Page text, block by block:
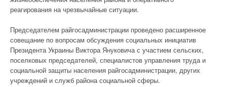
реагирования на чрезвычайные ситуации.
Председателем райгосадминистрации проведено расширенное
совещание по вопросам обсуждения социальных инициатив
Президента Украины Виктора Януковича с участием сельских,
поселковых председателей, специалистов управления труда и
социальной защиты населения райгосадминистрации, других
учреждений и служб района социальной сферы.